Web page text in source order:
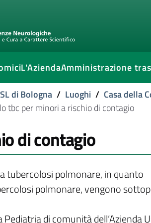
L'AziendaAmministrazione
di Bologna / Luoghi / Casa della
tbc per minori a rischio di contagio
di contagio
tubercolosi polmonare, in quanto
polmonare, vengono
di comunità dell’Azienda